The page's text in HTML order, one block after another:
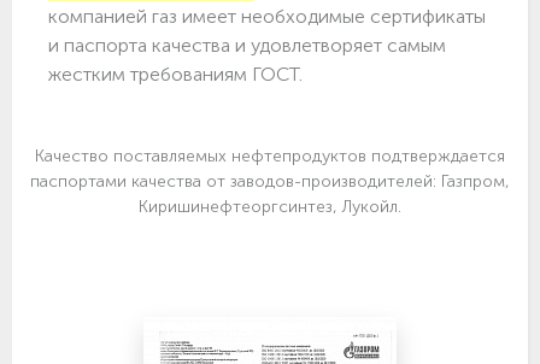
компанией газ имеет необходимые сертификаты
и паспорта качества и удовлетворяет самым
жестким требованиям ГОСТ.
Качество поставляемых нефтепродуктов подтверждается
паспортами качества от заводов-производителей: Газпром,
Киришинефтеоргсинтез, Лукойл.